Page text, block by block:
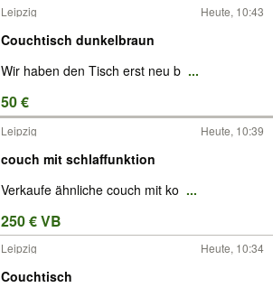
Leipzig Heute, 10:43
Couchtisch dunkelbraun
Wir haben den Tisch erst neu b ...
50 €
Leipzig Heute, 10:39
couch mit schlaffunktion
Verkaufe ähnliche couch mit ko ...
250 € VB
Leipzig Heute, 10:34
Couchtisch